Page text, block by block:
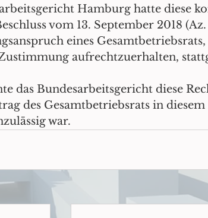
Hamburg hatte diese
vom 13. September 2018
eines
aufrechtzuerhalten,
das Bundesarbeitsgericht diese
des Gesamtbetriebsrats in
war.